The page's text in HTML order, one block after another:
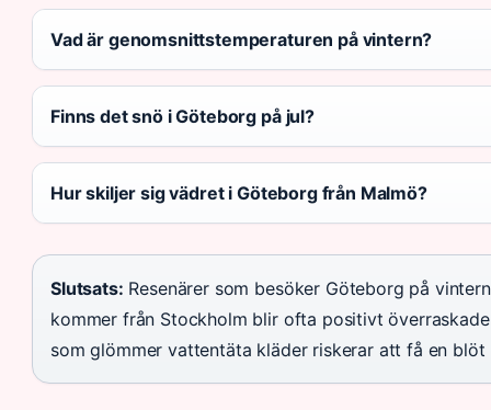
Vad är genomsnittstemperaturen på vintern?
Finns det snö i Göteborg på jul?
Hur skiljer sig vädret i Göteborg från Malmö?
Slutsats: Resenärer som besöker Göteborg på
kommer från Stockholm blir ofta positivt
som glömmer vattentäta kläder riskerar att få en